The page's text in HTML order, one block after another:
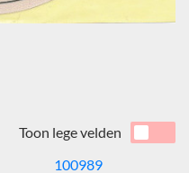
Toon lege velden
100989